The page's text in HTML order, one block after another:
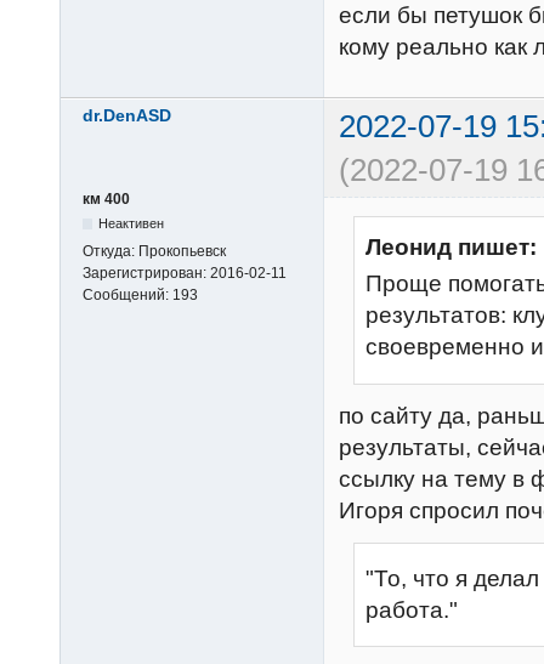
если бы петушок
кому реально как
dr.DenASD
2022-07-19
(2022-07-19
км 400
Неактивен
Откуда: Прокопьевск
Зарегистрирован: 2016-02-11
Сообщений: 193
Леонид пишет:
Проще
результатов:
своевременно
по сайту да,
результаты,
ссылку на тему в
Игоря спросил
"То, что я
работа."